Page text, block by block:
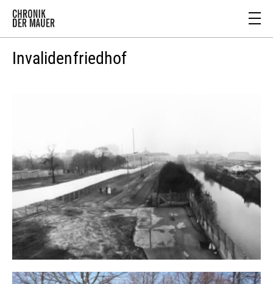
Invalidenfriedhof